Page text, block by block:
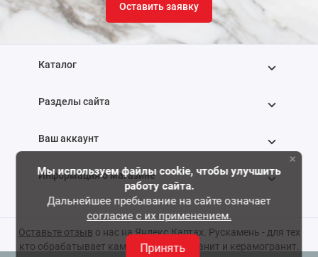
+7 (495) 768-88-22
Оставить заявку
Каталог
Разделы сайта
Ваш аккаунт
Информация о магазине
Оставьте отзыв о нас на Яндекс.Картах. Рускамень - для тех
кто обрабатывает камень, мрамор, гранит и керамогранит.
Мы используем файлы cookie, чтобы улучшить
работу сайта.
Дальнейшее пребывание на сайте означает
согласие с их применением.
×
Принять